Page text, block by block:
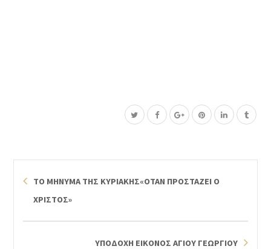
ΤΟ ΜΗΝΥΜΑ ΤΗΣ ΚΥΡΙΑΚΗΣ«ΟΤΑΝ ΠΡΟΣΤΑΖΕΙ Ο
ΧΡΙΣΤΟΣ»
ΥΠΟΔΟΧΗ ΕΙΚΟΝΟΣ ΑΓΙΟΥ ΓΕΩΡΓΙΟΥ